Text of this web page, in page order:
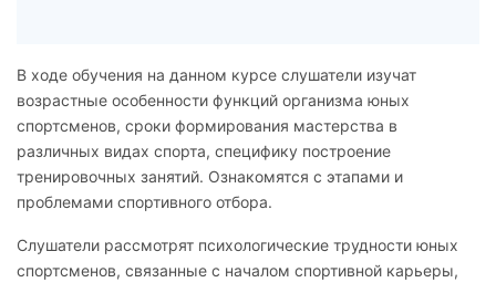
В ходе обучения на данном курсе слушатели изучат
возрастные особенности функций организма юных
спортсменов, сроки формирования мастерства в
различных видах спорта, специфику построение
тренировочных занятий. Ознакомятся с этапами и
проблемами спортивного отбора.
Слушатели рассмотрят психологические трудности юных
спортсменов, связанные с началом спортивной карьеры,